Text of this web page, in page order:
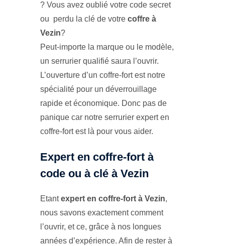
? Vous avez oublié votre code secret
ou perdu la clé de votre coffre à
Vezin?
Peut-importe la marque ou le modèle,
un serrurier qualifié saura l’ouvrir.
L’ouverture d’un coffre-fort est notre
spécialité pour un déverrouillage
rapide et économique. Donc pas de
panique car notre serrurier expert en
coffre-fort est là pour vous aider.
Expert en coffre-fort à
code ou à clé à Vezin
Etantexpert en coffre-fort à Vezin,
nous savons exactement comment
l’ouvrir, et ce, grâce à nos longues
années d’expérience. Afin de rester à